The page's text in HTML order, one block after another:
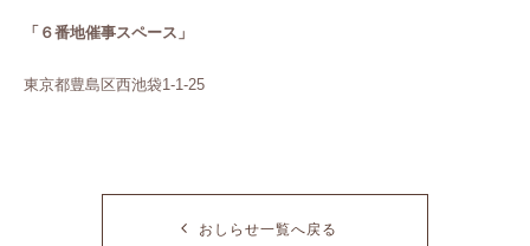
「６番地催事スペース」
東京都豊島区西池袋1-1-25
おしらせ一覧へ戻る